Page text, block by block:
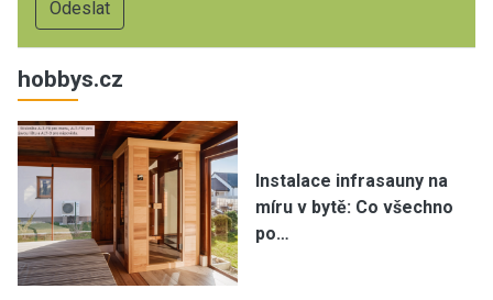
hobbys.cz
Instalace infrasauny na
míru v bytě: Co všechno
po…